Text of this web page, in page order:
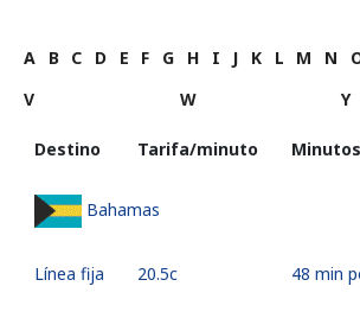
A B C D E F G H I J K L M N
V
W Y
Destino Tarifa/minuto
Bahamas
Línea fija ⁦20.5c⁩ 48 min